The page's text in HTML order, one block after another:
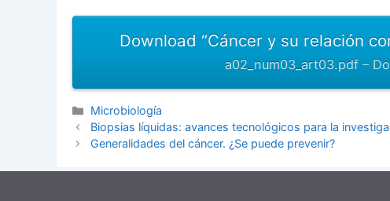
Download “Cáncer y su relación
a02_num03_art03.pdf –
Categorías
Microbiología
Biopsias líquidas: avances tecnológicos para la
Generalidades del cáncer. ¿Se puede prevenir?